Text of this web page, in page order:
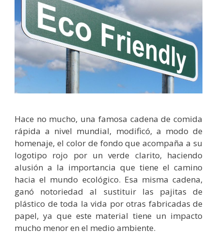
Hace no mucho, una famosa cadena de comida
rápida a nivel mundial, modificó, a modo de
homenaje, el color de fondo que acompaña a su
logotipo rojo por un verde clarito, haciendo
alusión a la importancia que tiene el camino
hacia el mundo ecológico. Esa misma cadena,
ganó notoriedad al sustituir las pajitas de
plástico de toda la vida por otras fabricadas de
papel, ya que este material tiene un impacto
mucho menor en el medio ambiente.